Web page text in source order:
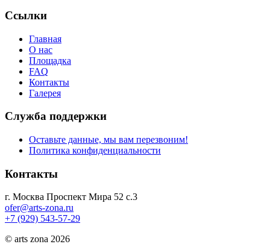
Ссылки
Главная
О нас
Площадка
FAQ
Контакты
Галерея
Служба поддержки
Оставьте данные, мы вам перезвоним!
Политика конфиденциальности
Контакты
г. Москва Проспект Мира 52 с.3
ofer@arts-zona.ru
+7 (929) 543-57-29
© arts zona 2026